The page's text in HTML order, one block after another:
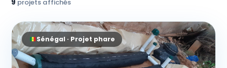
9 projets affichés
Sénégal · Projet phare